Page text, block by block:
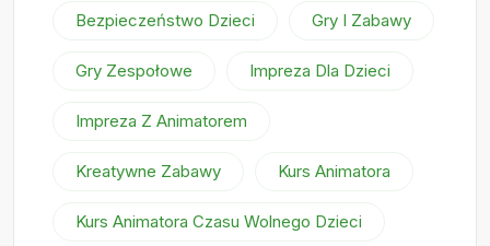
Bezpieczeństwo Dzieci Gry I Zabawy
Gry Zespołowe Impreza Dla Dzieci
Impreza Z Animatorem
Kreatywne Zabawy Kurs Animatora
Kurs Animatora Czasu Wolnego Dzieci